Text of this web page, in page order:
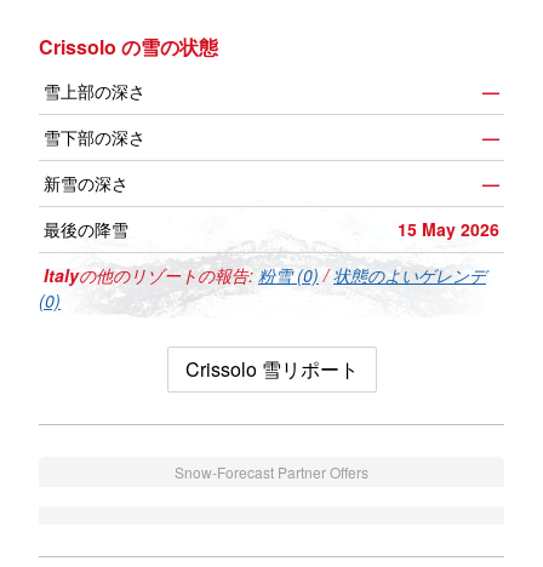
Crissolo の雪の状態
雪上部の深さ
—
雪下部の深さ
—
新雪の深さ
—
最後の降雪
15 May 2026
Italyの他のリゾートの報告: 粉雪 (0) /状態のよいゲレンデ
(0)
Crissolo 雪リポート
Snow-Forecast Partner Offers